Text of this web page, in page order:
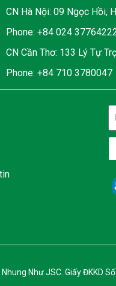
CN Hà Nội: 09 Ngọc Hồi,
Phone: +84 024
CN Cần Thơ: 133 Lý Tự
Phone: +84 710 3780047
Nhung Như JSC. Giấy ĐKKD